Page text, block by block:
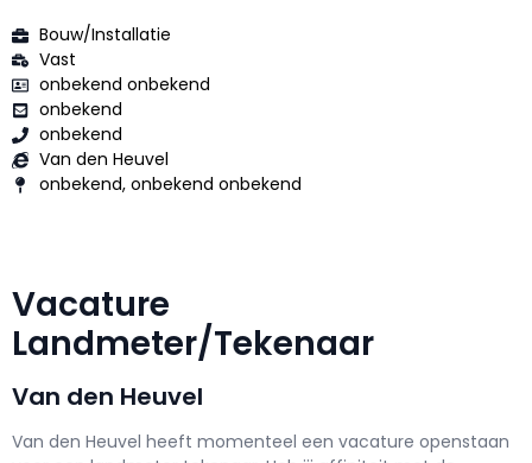
Bouw/Installatie
Vast
onbekend onbekend
onbekend
onbekend
Van den Heuvel
onbekend, onbekend onbekend
Vacature
Landmeter/Tekenaar
Van den Heuvel
Van den Heuvel heeft momenteel een vacature openstaan